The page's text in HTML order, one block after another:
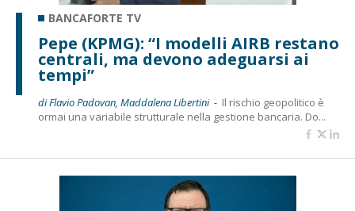
BANCAFORTE TV
Pepe (KPMG): “I modelli AIRB restano
centrali, ma devono adeguarsi ai
tempi”
di Flavio Padovan, Maddalena Libertini - Il rischio geopolitico è
ormai una variabile strutturale nella gestione bancaria. Do...